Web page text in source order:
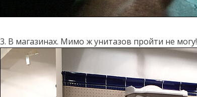
3. В магазинах. Мимо ж унитазов пройти не могу!